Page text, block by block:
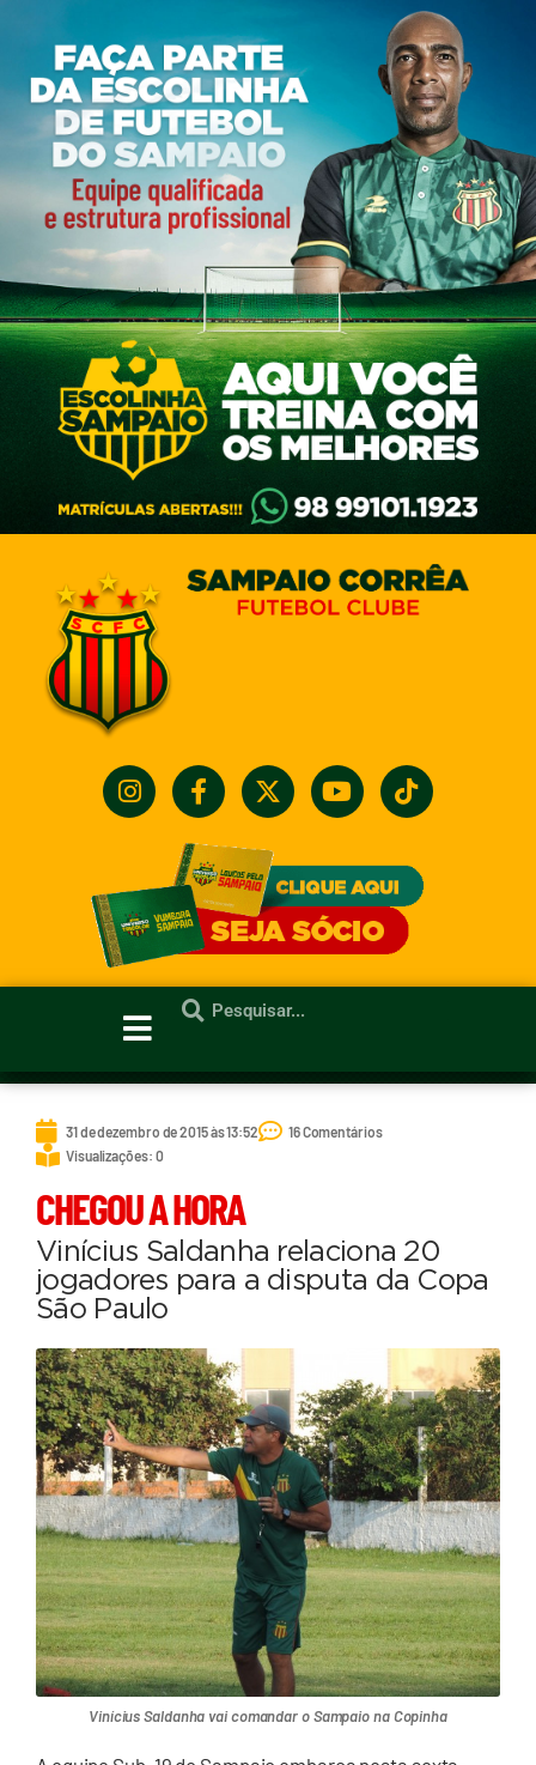
31 de dezembro de 2015 às 13:52
16 Comentários
Visualizações: 0
CHEGOU A HORA
Vinícius Saldanha relaciona 20
jogadores para a disputa da Copa
São Paulo
Vinícius Saldanha vai comandar o Sampaio na Copinha